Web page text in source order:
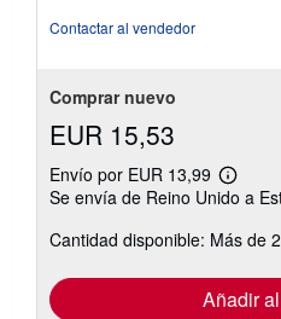
Contactar al vendedor
Comprar nuevo
EUR 15,53
Envío por EUR 13,99
Más
las
envío
Se envía de Reino Unido a
Cantidad disponible: Más de
Añadir